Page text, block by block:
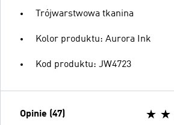
Trójwarstwowa tkanina
Kolor produktu: Aurora Ink
Kod produktu: JW4723
Opinie (47)